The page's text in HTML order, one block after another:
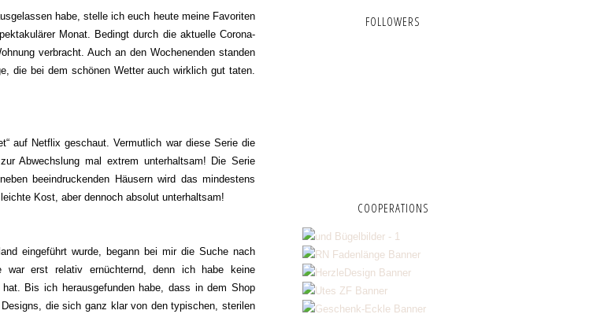
habe, stelle ich euch heute meine Favoriten
Monat. Bedingt durch die aktuelle Corona-
verbracht. Auch an den Wochenenden standen
die bei dem schönen Wetter auch wirklich gut taten.
auf Netflix geschaut. Vermutlich war diese Serie die
Abwechslung mal extrem unterhaltsam! Die Serie
beeindruckenden Häusern wird das mindestens
Kost, aber dennoch absolut unterhaltsam!
eingeführt wurde, begann bei mir die Suche nach
erst relativ ernüchternd, denn ich habe keine
Bis ich herausgefunden habe, dass in dem Shop
die sich ganz klar von den typischen, sterilen
FOLLOWERS
COOPERATIONS